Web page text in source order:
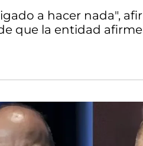
a hacer nada",
que la entidad afirme